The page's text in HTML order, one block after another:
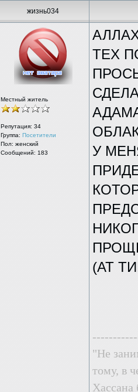
жизнь034
Местный житель
Репутация: 34
Группа: Посетители
Пол: женский
Сообщений: 183
ТЕХ
У
(АТ
"Не
тому, в